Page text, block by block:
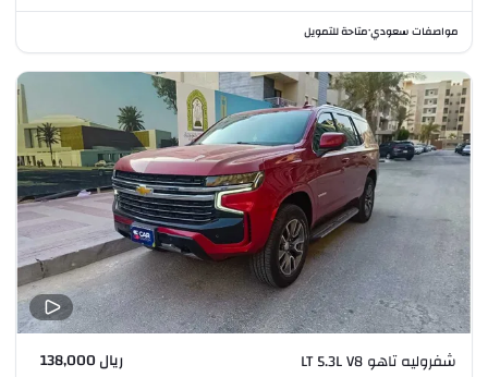
مواصفات سعودي•متاحة للتمويل
شفروليه تاهو LT 5.3L V8 ريال 138,000